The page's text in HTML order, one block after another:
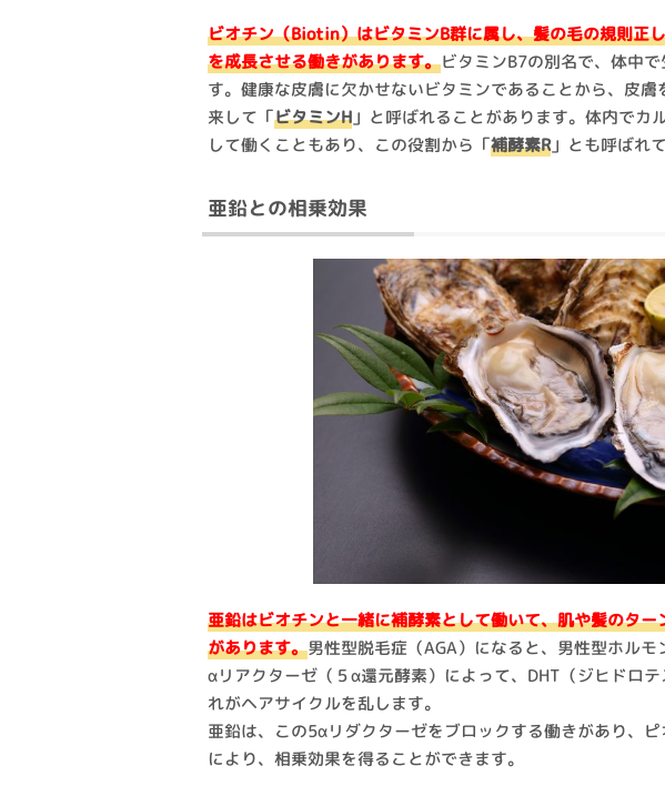
ビオチン（Biotin）はビタミンB群に属し、髪の毛の規則正
を成長させる働きがあります。ビタミンB7の別名で、体中
す。健康な皮膚に欠かせないビタミンであることから、皮
来して「ビタミンH 」と呼ばれることがあります。体内でカ
して働くこともあり、この役割から「補酵素R」とも呼ばれ
亜鉛との相乗効果
亜鉛はビオチンと一緒に補酵素として働いて、肌や髪のタ
があります。男性型脱毛症（AGA）になると、男性型ホル
αリアクターゼ（５α還元酵素）によって、DHT（ジヒドロ
れがヘアサイクルを乱します。
亜鉛は、この5αリダクターゼをブロックする働きがあり、
により、相乗効果を得ることができます。